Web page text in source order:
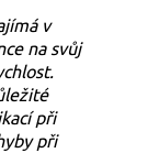
v
na svůj
při
při